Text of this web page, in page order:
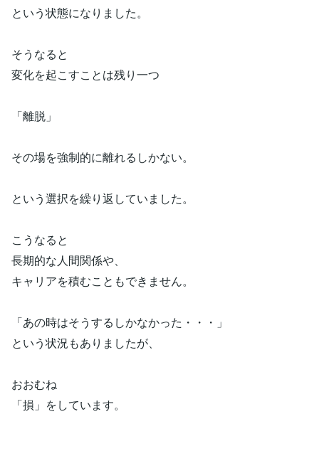
という状態になりました。
そうなると
変化を起こすことは残り一つ
「離脱」
その場を強制的に離れるしかない。
という選択を繰り返していました。
こうなると
長期的な人間関係や、
キャリアを積むこともできません。
「あの時はそうするしかなかった・・・」
という状況もありましたが、
おおむね
「損」をしています。